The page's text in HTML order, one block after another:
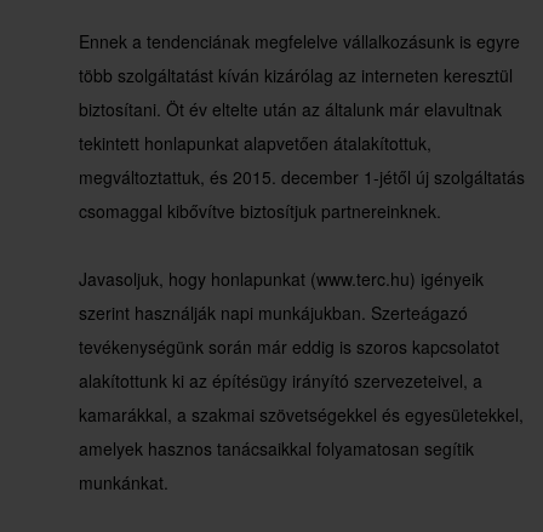
Ennek a tendenciának megfelelve vállalkozásunk is egyre
több szolgáltatást kíván kizárólag az interneten keresztül
biztosítani. Öt év eltelte után az általunk már elavultnak
tekintett honlapunkat alapvetően átalakítottuk,
megváltoztattuk, és 2015. december 1-jétől új szolgáltatás
csomaggal kibővítve biztosítjuk partnereinknek.
Javasoljuk, hogy honlapunkat (www.terc.hu) igényeik
szerint használják napi munkájukban. Szerteágazó
tevékenységünk során már eddig is szoros kapcsolatot
alakítottunk ki az építésügy irányító szervezeteivel, a
kamarákkal, a szakmai szövetségekkel és egyesületekkel,
amelyek hasznos tanácsaikkal folyamatosan segítik
munkánkat.